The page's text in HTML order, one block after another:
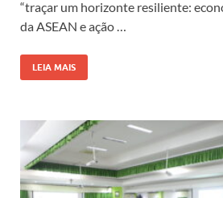
“traçar um horizonte resiliente:
da ASEAN e ação …
LEIA MAIS